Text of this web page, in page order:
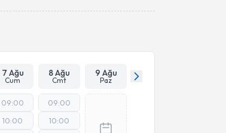
7 Ağu
Cum
8 Ağu
Cmt
9 Ağu
Paz
09:00
10:00
09:00
10:00